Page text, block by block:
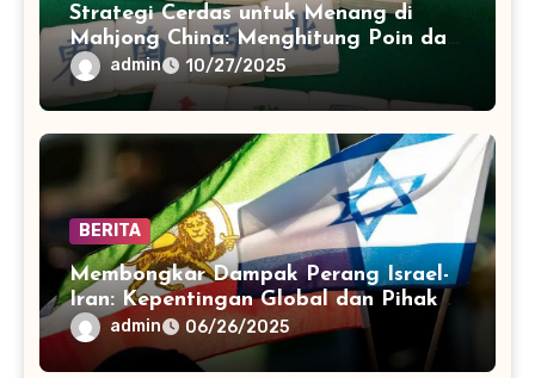
Strategi Cerdas untuk Menang di
Mahjong China: Menghitung Poin dan
Peluang
admin 10/27/2025
BERITA
Membongkar Dampak Perang Israel-
Iran: Kepentingan Global dan Pihak
yang Terseret
admin 06/26/2025